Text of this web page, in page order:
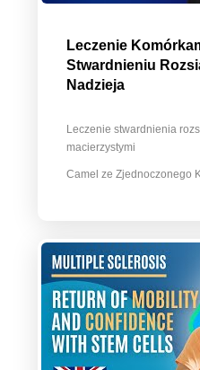
Leczenie
Stwardnieniu
Nadzieja
Leczenie stwardnienia
macierzystymi
Camel ze Zjednoczonego